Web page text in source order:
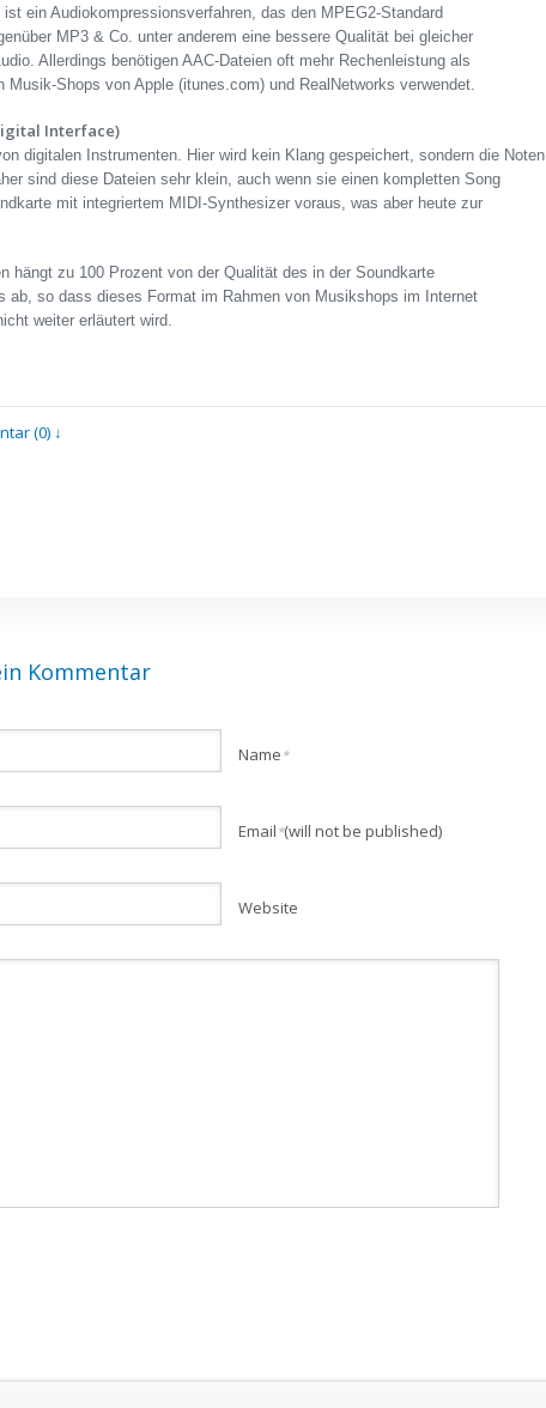
ein Audiokompressionsverfahren, das den MPEG2-Standard
MP3 & Co. unter anderem eine bessere Qualität bei gleicher
Allerdings benötigen AAC-Dateien oft mehr Rechenleistung als
Shops von Apple (itunes.com) und RealNetworks verwendet.
Interface)
digitalen Instrumenten. Hier wird kein Klang gespeichert, sondern die Noten
sind diese Dateien sehr klein, auch wenn sie einen kompletten Song
mit integriertem MIDI-Synthesizer voraus, was aber heute zur
hängt zu 100 Prozent von der Qualität des in der Soundkarte
ab, so dass dieses Format im Rahmen von Musikshops im Internet
weiter erläutert wird.
(0) ↓
Kommentar
Name *
Email *(will not be published)
Website